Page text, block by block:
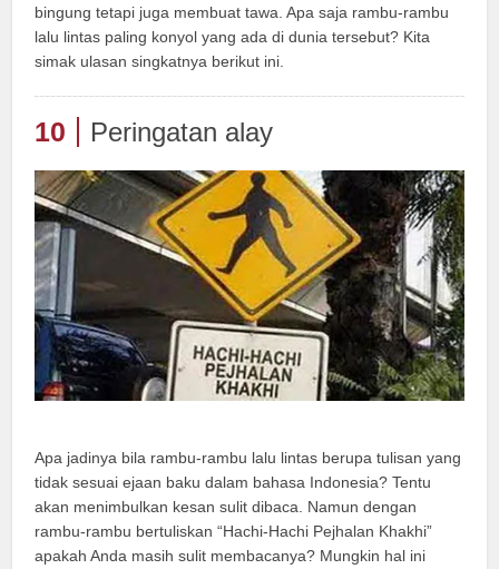
bingung tetapi juga membuat tawa. Apa saja rambu-rambu
lalu lintas paling konyol yang ada di dunia tersebut? Kita
simak ulasan singkatnya berikut ini.
10 Peringatan alay
Apa jadinya bila rambu-rambu lalu lintas berupa tulisan yang
tidak sesuai ejaan baku dalam bahasa Indonesia? Tentu
akan menimbulkan kesan sulit dibaca. Namun dengan
rambu-rambu bertuliskan “Hachi-Hachi Pejhalan Khakhi”
apakah Anda masih sulit membacanya? Mungkin hal ini